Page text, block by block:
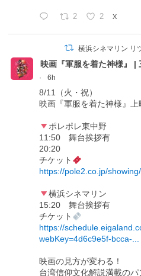
2 2 X
横浜シネマリン リ
映画『軍服を着た神様』 |
·
6h
8/11（火・祝）
映画『軍服を着た神様』上
ポレポレ東中野
11:50 舞台挨拶有
20:20
チケット
https://pole2.co.jp/
横浜シネマリン
15:20 舞台挨拶有
チケット
https://
webKey=4d6c9e5f-bcca-...
映画の見方が変わる！
台湾信仰文化解説満載のパ